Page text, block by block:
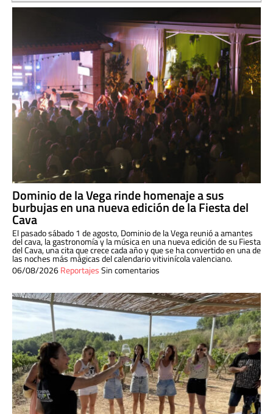
Dominio de la Vega rinde homenaje a sus
burbujas en una nueva edición de la Fiesta del
Cava
El pasado sábado 1 de agosto, Dominio de la Vega reunió a amantes
del cava, la gastronomía y la música en una nueva edición de su Fiesta
del Cava, una cita que crece cada año y que se ha convertido en una de
las noches más mágicas del calendario vitivinícola valenciano.
06/08/2026ReportajesSin comentarios